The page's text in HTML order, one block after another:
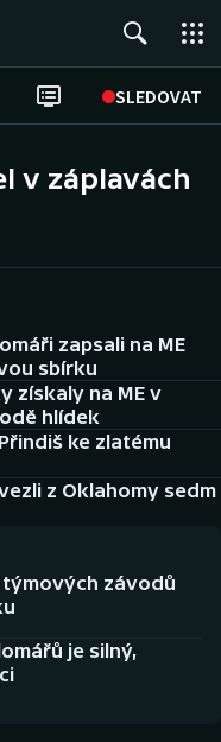
SLEDOVAT
v záplavách
zapsali na ME
sbírku
získaly na ME v
hlídek
ke zlatému
z Oklahomy sedm
týmových závodů
je silný,